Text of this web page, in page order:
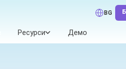
Ресурси Демо
BG